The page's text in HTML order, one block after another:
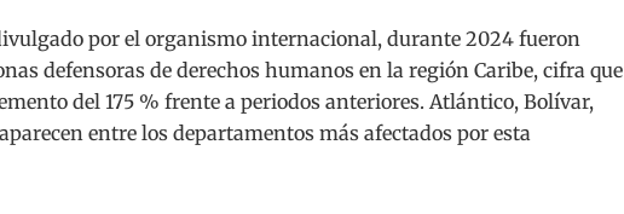
por el organismo internacional, durante 2024 fueron
defensoras de derechos humanos en la región Caribe, cifra que
del 175 % frente a periodos anteriores. Atlántico, Bolívar,
entre los departamentos más afectados por esta